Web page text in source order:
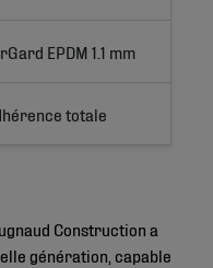
EPDM 1.1 mm
totale
Construction a
génération, capable